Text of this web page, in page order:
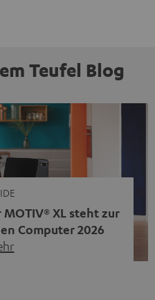
Teufel Blog
XL steht zur
Computer 2026